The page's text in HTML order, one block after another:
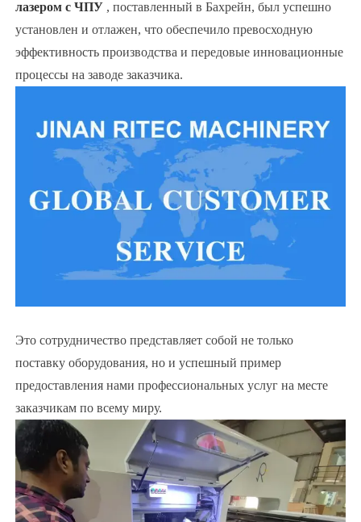
лазером с ЧПУ, поставленный в Бахрейн, был успешно
установлен и отлажен, что обеспечило превосходную
эффективность производства и передовые инновационные
процессы на заводе заказчика.
Это сотрудничество представляет собой не только
поставку оборудования, но и успешный пример
предоставления нами профессиональных услуг на месте
заказчикам по всему миру.